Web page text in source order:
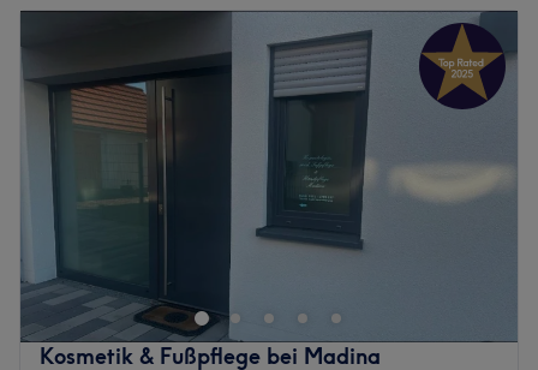
20:00
10:00
20:00
Donnerstag
10:00 –20:00
Freitag
10:00
20:00
Samstag
10:00
Geschlossen
Was macht einen Gentleman aus? Sicherlich spielt das
äußere Erscheinungsbild eine große Rolle. Daher verhilft
dir Aymen’s Barbershop in der Innenstadt von Frankfurt
am Main zu einem passenden Haarschnitt und tollen
Bartstylings.
Kosmetik & Fußpflege bei Madina